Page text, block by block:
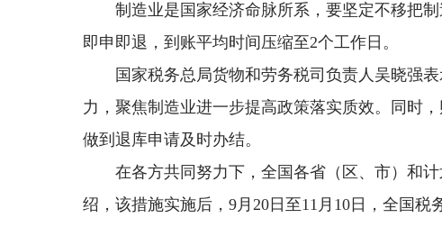
制造业是国家经济命脉所系，要坚定不移把
即申即退，到账平均时间压缩至2个工作日。
国家税务总局货物和劳务税司负责人吴晓强
力，聚焦制造业进一步提高政策落实质效。同时
做到退库申请及时办结。
在各方共同努力下，全国各省（区、市）和
绍，该措施实施后，9月20日至11月10日，全国